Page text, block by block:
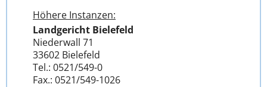
Höhere Instanzen:
Landgericht Bielefeld
Niederwall 71
33602 Bielefeld
Tel.: 0521/549-0
Fax.: 0521/549-1026